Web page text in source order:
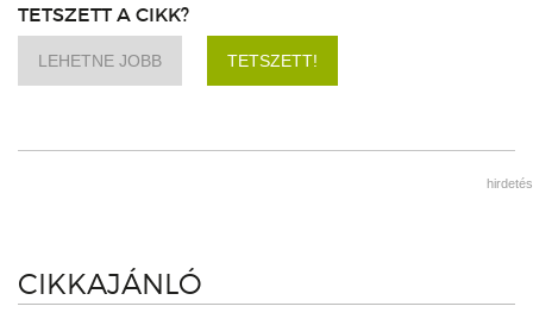
TETSZETT A CIKK?
LEHETNE JOBB TETSZETT!
hirdetés
CIKKAJÁNLÓ